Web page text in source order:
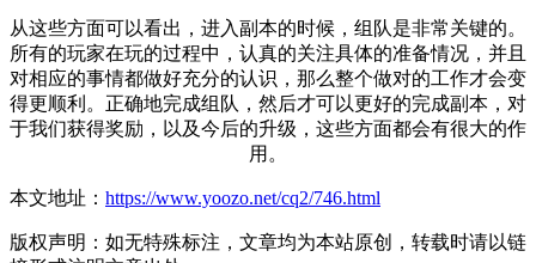
从这些方面可以看出，进入副本的时候，组队是非常关键的。
所有的玩家在玩的过程中，认真的关注具体的准备情况，并且
对相应的事情都做好充分的认识，那么整个做对的工作才会变
得更顺利。正确地完成组队，然后才可以更好的完成副本，对
于我们获得奖励，以及今后的升级，这些方面都会有很大的作
用。
本文地址： https://www.yoozo.net/cq2/746.html
版权声明：如无特殊标注，文章均为本站原创，转载时请以链